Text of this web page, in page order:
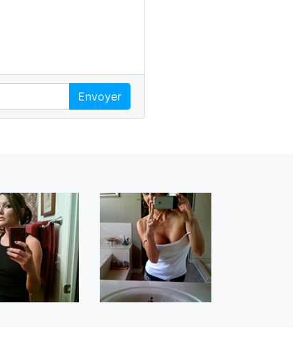
Envoyer